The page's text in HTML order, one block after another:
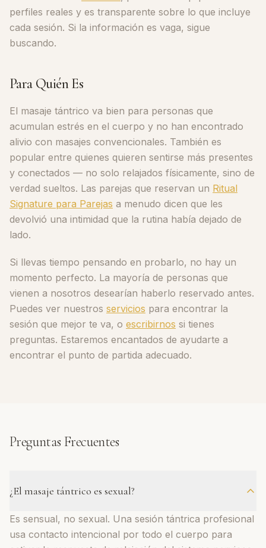
perfiles reales y es transparente sobre lo que incluye
cada sesión. Si la información es vaga, sigue
buscando.
Para Quién Es
El masaje tántrico va bien para personas que
acumulan estrés en el cuerpo y no han encontrado
alivio con masajes convencionales. También es
popular entre quienes quieren sentirse más presentes
y conectados — no solo relajados físicamente, sino de
verdad sueltos. Las parejas que reservan un Ritual
Signature para Parejas a menudo dicen que les
devolvió una intimidad que la rutina había dejado de
lado.
Si llevas tiempo pensando en probarlo, no hay un
momento perfecto. La mayoría de personas que
vienen a nosotros desearían haberlo reservado antes.
Puedes ver nuestros servicios para encontrar la
sesión que mejor te va, o escribirnos si tienes
preguntas. Estaremos encantados de ayudarte a
encontrar el punto de partida adecuado.
Preguntas Frecuentes
¿El masaje tántrico es sexual?
Es sensual, no sexual. Una sesión tántrica profesional
usa contacto intencional por todo el cuerpo para